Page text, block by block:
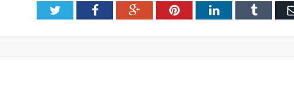
TwitterFacebookGoogle+PinterestLinkedInTumblr